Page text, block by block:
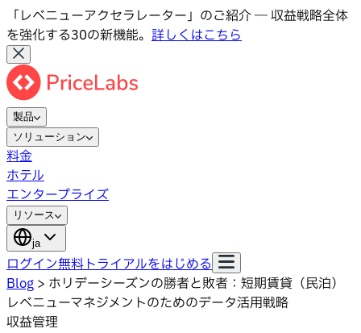
「レベニューアクセラレーター」のご紹介 ― 収益戦略全体
を強化する30の新機能。 詳しくはこちら
製品
ソリューション
料金
ホテル
エンタープライズ
リソース
ja
ログイン無料トライアルをはじめる
Blog > ホリデーシーズンの勝者と敗者：短期賃貸（民泊）
レベニューマネジメントのためのデータ活用戦略
収益管理